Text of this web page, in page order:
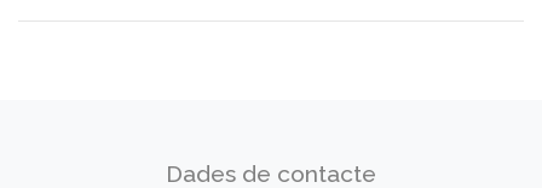
Dades de contacte